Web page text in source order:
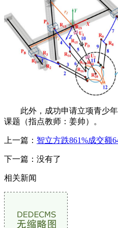
此外，成功申请立项青少年
课题（指点教师：姜帅）。
上一篇： 智立方跌861%成交额
下一篇：没有了
相关新闻